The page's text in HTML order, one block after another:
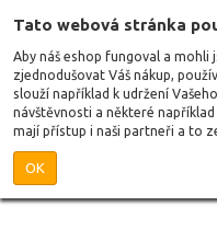
Tato webová stránka
Aby náš eshop fungoval a mohli
zjednodušovat Váš nákup,
slouží například k udržení
návštěvnosti a některé
mají přístup i naši partneři a to
OK